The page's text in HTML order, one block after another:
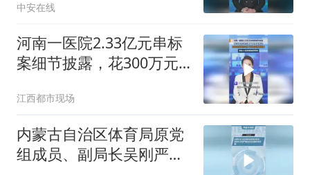
中安在线
河南一医院2.33亿元串标
案细节披露，花300万元
协商
江西都市现场
内蒙古自治区体育局原党
组成员、副局长吴刚严重